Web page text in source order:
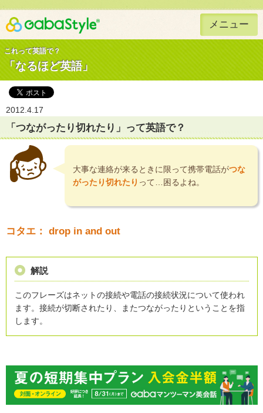
Gaba Style 無料で英語学習 メニュー
これって英語で？
「なるほど英語」
2012.4.17
「つながったり切れたり」って英語で？
大事な連絡が来るときに限って携帯電話がつな
がったり切れたり って…困るよね。
コタエ： drop in and out
解説
このフレーズはネットの接続や電話の接続状況について使われ
ます。接続が切断されたり、またつながったりということを指
します。